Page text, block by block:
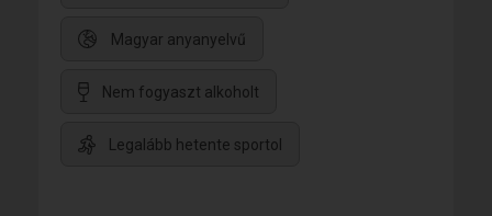
Magyar anyanyelvű
Nem fogyaszt alkoholt
Legalább hetente sportol